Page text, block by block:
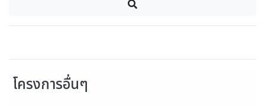
โครงการอื่นๆ